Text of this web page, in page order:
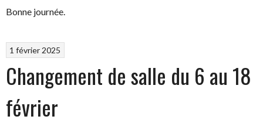
Bonne journée.
1 février 2025
Changement de salle du 6 au 18
février